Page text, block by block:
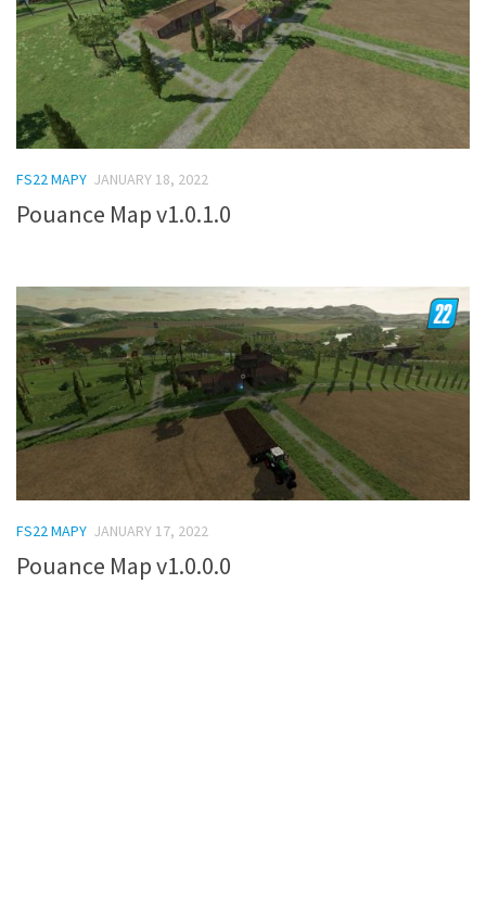
FS22 MAPY JANUARY 18, 2022
Pouance Map v1.0.1.0
FS22 MAPY JANUARY 17, 2022
Pouance Map v1.0.0.0